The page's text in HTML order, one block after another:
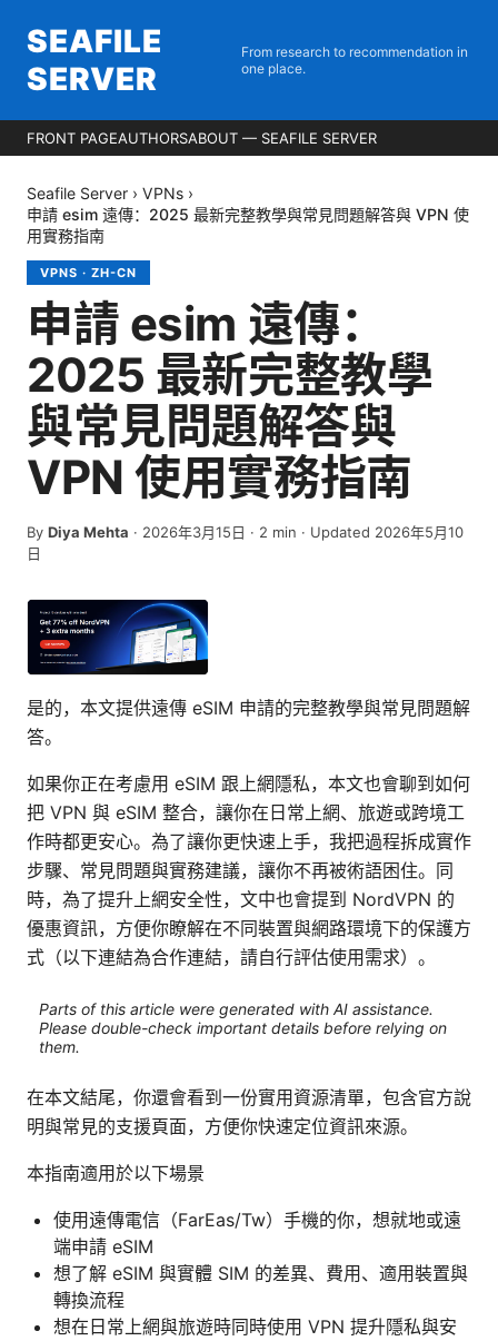
SEAFILE
SERVER
From research to recommendation in
one place.
FRONT PAGEAUTHORSABOUT — SEAFILE SERVER
Seafile Server › VPNs ›
申請 esim 遠傳：2025 最新完整教學與常見問題解答與 VPN 使
用實務指南
VPNS · ZH-CN
申請 esim 遠傳：
2025 最新完整教學
與常見問題解答與
VPN 使用實務指南
By Diya Mehta · 2026年3月15日 · 2 min · Updated 2026年5月10
日
是的，本文提供遠傳 eSIM 申請的完整教學與常見問題解
答。
如果你正在考慮用 eSIM 跟上網隱私，本文也會聊到如何
把 VPN 與 eSIM 整合，讓你在日常上網、旅遊或跨境工
作時都更安心。為了讓你更快速上手，我把過程拆成實作
步驟、常見問題與實務建議，讓你不再被術語困住。同
時，為了提升上網安全性，文中也會提到 NordVPN 的
優惠資訊，方便你瞭解在不同裝置與網路環境下的保護方
式（以下連結為合作連結，請自行評估使用需求）。
Parts of this article were generated with AI assistance.
Please double-check important details before relying on
them.
在本文結尾，你還會看到一份實用資源清單，包含官方說
明與常見的支援頁面，方便你快速定位資訊來源。
本指南適用於以下場景
使用遠傳電信（FarEas/Tw）手機的你，想就地或遠
端申請 eSIM
想了解 eSIM 與實體 SIM 的差異、費用、適用裝置與
轉換流程
想在日常上網與旅遊時同時使用 VPN 提升隱私與安